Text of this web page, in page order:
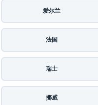
爱尔兰
法国
瑞士
挪威